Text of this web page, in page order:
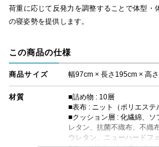
荷重に応じて反発力を調整することで体型・
の寝姿勢を提供します。
この商品の仕様
商品サイズ 幅97cm × 長さ195cm × 高
材質
■詰め物 : 10層
■表布 : ニット（ポリエステ
■クッション層 : 化繊綿、
レタン、抗菌不織布、不織
ウレタン、ニューハードフ